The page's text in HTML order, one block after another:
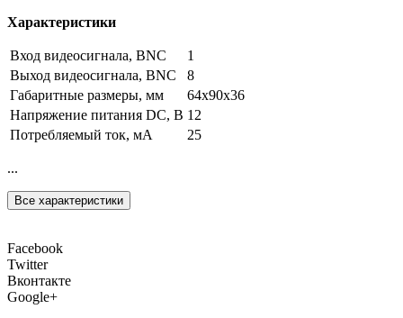
Характеристики
Вход видеосигнала, BNC
1
Выход видеосигнала, BNC
8
Габаритные размеры, мм
64х90х36
Напряжение питания DC, В 12
Потребляемый ток, мА
25
...
Все характеристики
Facebook
Twitter
Вконтакте
Google+